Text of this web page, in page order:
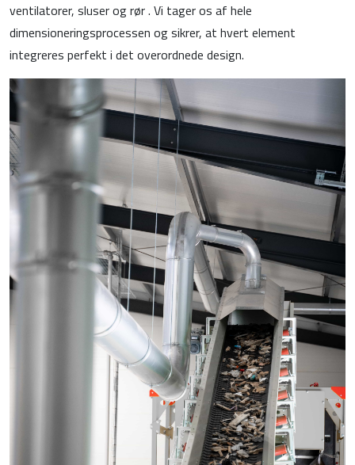
ventilatorer, sluser og rør . Vi tager os af hele
dimensioneringsprocessen og sikrer, at hvert element
integreres perfekt i det overordnede design.